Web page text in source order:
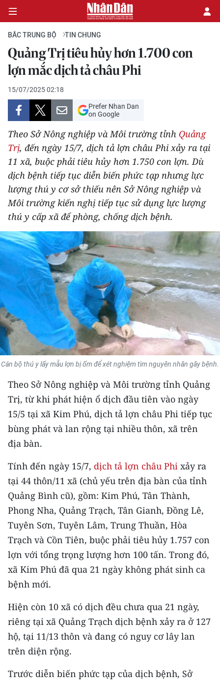
CHÍNH TRỊ
KINH TẾ
VĂN HÓA
XÃ HỘI
PHÁP LUẬT
DU LỊCH
THẾ GIỚI
THỂ THAO
GIÁO DỤC
Y TẾ
KHOA HỌC - CÔNG NGHỆ
MÔI TRƯỜNG
BẠN ĐỌC
TRI THỨC CHUYÊN SÂU
54 DÂN TỘC VIỆT NAM
CHƯƠNG TRÌNH OCOP - MỖI XÃ
RADIO
MEDIA CENTER
E-Magazine
Video
Media Chính trị
Media Văn hóa
Media Xã hội
BẮC TRUNG BỘ TIN CHUNG
Quảng Trị tiêu hủy hơn 1.700 con
lợn mắc dịch tả châu Phi
15/07/2025 02:18
Prefer Nhan Dan
on Google
Theo Sở Nông nghiệp và Môi trường tỉnh Quảng
Trị, đến ngày 15/7, dịch tả lợn châu Phi xảy ra tại
11 xã, buộc phải tiêu hủy hơn 1.750 con lợn. Dù
dịch bệnh tiếp tục diễn biến phức tạp nhưng lực
lượng thú y cơ sở thiếu nên Sở Nông nghiệp và
Môi trường kiến nghị tiếp tục sử dụng lực lượng
thú y cấp xã để phòng, chống dịch bệnh.
Cán bộ thú y lấy mẫu lợn bị ốm để xét nghiệm tìm nguyên nhân gây bệnh.
Theo Sở Nông nghiệp và Môi trường tỉnh Quảng
Trị, từ khi phát hiện ổ dịch đầu tiên vào ngày
15/5 tại xã Kim Phú, dịch tả lợn châu Phi tiếp tục
bùng phát và lan rộng tại nhiều thôn, xã trên
địa bàn.
Tính đến ngày 15/7, dịch tả lợn châu Phi xảy ra
tại 44 thôn/11 xã (chủ yếu trên địa bàn của tỉnh
Quảng Bình cũ), gồm: Kim Phú, Tân Thành,
Phong Nha, Quảng Trạch, Tân Gianh, Đồng Lê,
Tuyên Sơn, Tuyên Lâm, Trung Thuần, Hòa
Trạch và Cồn Tiên, buộc phải tiêu hủy 1.757 con
lợn với tổng trọng lượng hơn 100 tấn. Trong đó,
xã Kim Phú đã qua 21 ngày không phát sinh ca
bệnh mới.
Hiện còn 10 xã có dịch đều chưa qua 21 ngày,
riêng tại xã Quảng Trạch dịch bệnh xảy ra ở 127
hộ, tại 11/13 thôn và đang có nguy cơ lây lan
trên diện rộng.
Trước diễn biến phức tạp của dịch bệnh, Sở